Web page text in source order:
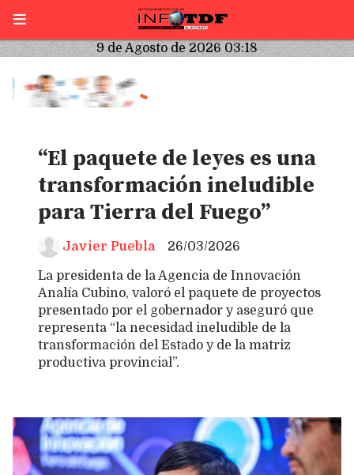
9 de Agosto de 2026 03:18
“El paquete de leyes es una
transformación ineludible
para Tierra del Fuego”
La presidenta de la Agencia de Innovación
Analía Cubino, valoró el paquete de proyectos
presentado por el gobernador y aseguró que
representa “la necesidad ineludible de la
transformación del Estado y de la matriz
productiva provincial”.
26/03/2026
Javier Puebla